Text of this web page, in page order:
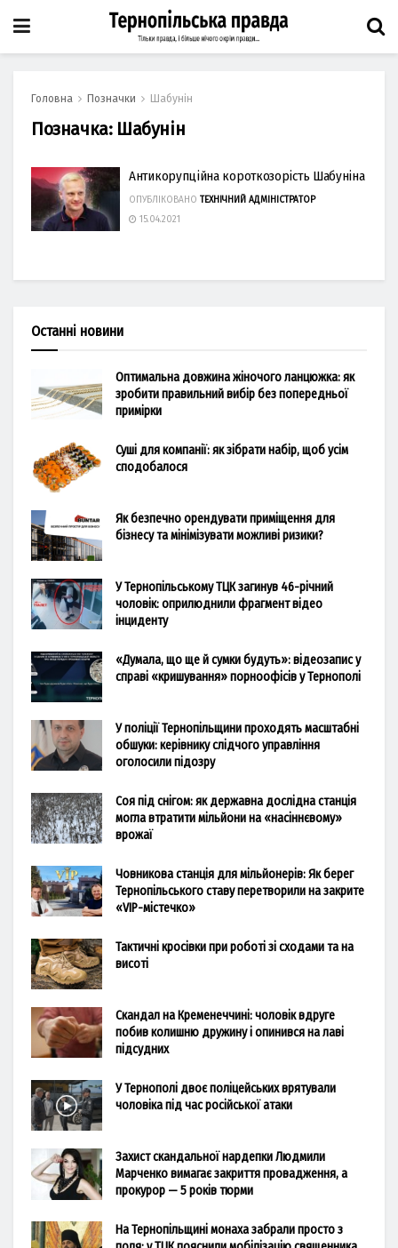
Головна Позначки Шабунін
Позначка: Шабунін
Антикорупційна короткозорість Шабуніна
ОПУБЛІКОВАНО ТЕХНІЧНИЙ АДМІНІСТРАТОР
15.04.2021
Останні новини
Оптимальна довжина жіночого ланцюжка: як
зробити правильний вибір без попередньої
примірки
Суші для компанії: як зібрати набір, щоб усім
сподобалося
Як безпечно орендувати приміщення для
бізнесу та мінімізувати можливі ризики?
У Тернопільському ТЦК загинув 46-річний
чоловік: оприлюднили фрагмент відео
інциденту
«Думала, що ще й сумки будуть»: відеозапис у
справі «кришування» порноофісів у Тернополі
У поліції Тернопільщини проходять масштабні
обшуки: керівнику слідчого управління
оголосили підозру
Соя під снігом: як державна дослідна станція
могла втратити мільйони на «насіннєвому»
врожаї
Човникова станція для мільйонерів: Як берег
Тернопільського ставу перетворили на закрите
«VIP-містечко»
Тактичні кросівки при роботі зі сходами та на
висоті
Скандал на Кременеччині: чоловік вдруге
побив колишню дружину і опинився на лаві
підсудних
У Тернополі двоє поліцейських врятували
чоловіка під час російської атаки
Захист скандальної нардепки Людмили
Марченко вимагає закриття провадження, а
прокурор — 5 років тюрми
На Тернопільщині монаха забрали просто з